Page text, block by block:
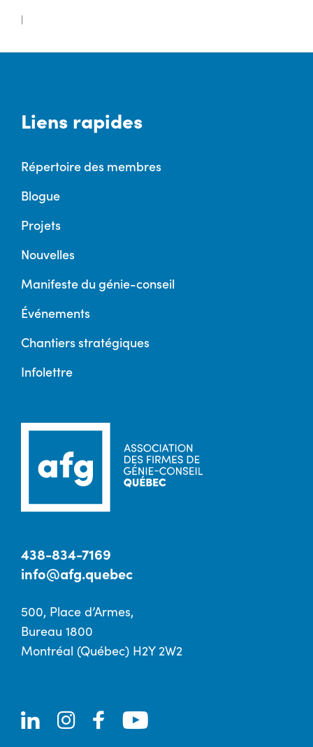
|
Liens rapides
Répertoire des membres
Blogue
Projets
Nouvelles
Manifeste du génie-conseil
Événements
Chantiers stratégiques
Infolettre
438-834-7169
info@afg.quebec
500, Place d’Armes,
Bureau 1800
Montréal (Québec) H2Y 2W2